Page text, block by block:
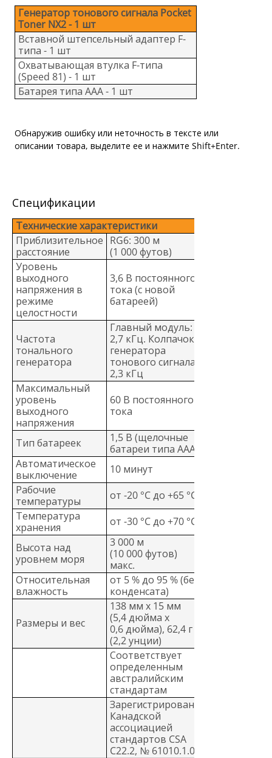
Генератор тонового сигнала Pocket
Toner NX2 - 1 шт
Вставной штепсельный адаптер F-
типа - 1 шт
Охватывающая втулка F-типа
(Speed 81) - 1 шт
Батарея типа ААА - 1 шт
Обнаружив ошибку или неточность в тексте или
описании товара, выделите ее и нажмите Shift+Enter.
Спецификации
Технические характеристики
Приблизительное
расстояние
RG6: 300 м
(1 000 футов)
Уровень
выходного
напряжения в
режиме
целостности
3,6 В постоянного
тока (с новой
батареей)
Частота
тонального
генератора
Главный модуль:
2,7 кГц. Колпачок
генератора
тонового сигнала:
2,3 кГц
Максимальный
уровень
выходного
напряжения
60 В постоянного
тока
Тип батареек
1,5 В (щелочные
батареи типа ААА)
Автоматическое
выключение
10 минут
Рабочие
температуры
от -20 °C до +65 °C
Температура
хранения
от -30 °C до +70 °C
Высота над
уровнем моря
3 000 м
(10 000 футов)
макс.
Относительная
влажность
от 5 % до 95 % (без
конденсата)
Размеры и вес
138 мм x 15 мм
(5,4 дюйма x
0,6 дюйма), 62,4 г
(2,2 унции)
Соответствует
определенным
австралийским
стандартам
Зарегистрировано
Канадской
ассоциацией
стандартов CSA
C22.2, № 61010.1.04